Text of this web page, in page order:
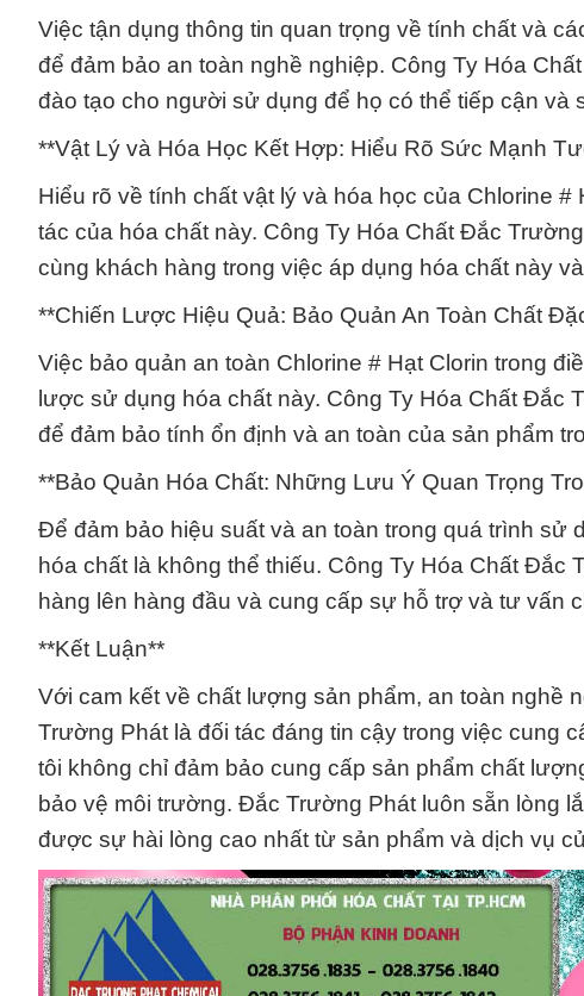
Việc tận dụng thông tin quan trọng về tính chất và
để đảm bảo an toàn nghề nghiệp. Công Ty Hóa
đào tạo cho người sử dụng để họ có thể tiếp cận
**Vật Lý và Hóa Học Kết Hợp: Hiểu Rõ Sức Mạnh
Hiểu rõ về tính chất vật lý và hóa học của Chlorine
tác của hóa chất này. Công Ty Hóa Chất Đắc
cùng khách hàng trong việc áp dụng hóa chất này
**Chiến Lược Hiệu Quả: Bảo Quản An Toàn Chất
Việc bảo quản an toàn Chlorine # Hạt Clorin trong
lược sử dụng hóa chất này. Công Ty Hóa Chất Đắc
để đảm bảo tính ổn định và an toàn của sản phẩm
**Bảo Quản Hóa Chất: Những Lưu Ý Quan Trọng
Để đảm bảo hiệu suất và an toàn trong quá trình
hóa chất là không thể thiếu. Công Ty Hóa Chất
hàng lên hàng đầu và cung cấp sự hỗ trợ và tư vấn
**Kết Luận**
Với cam kết về chất lượng sản phẩm, an toàn nghề
Trường Phát là đối tác đáng tin cậy trong việc cung
tôi không chỉ đảm bảo cung cấp sản phẩm chất
bảo vệ môi trường. Đắc Trường Phát luôn sẵn lòng
được sự hài lòng cao nhất từ sản phẩm và dịch vụ